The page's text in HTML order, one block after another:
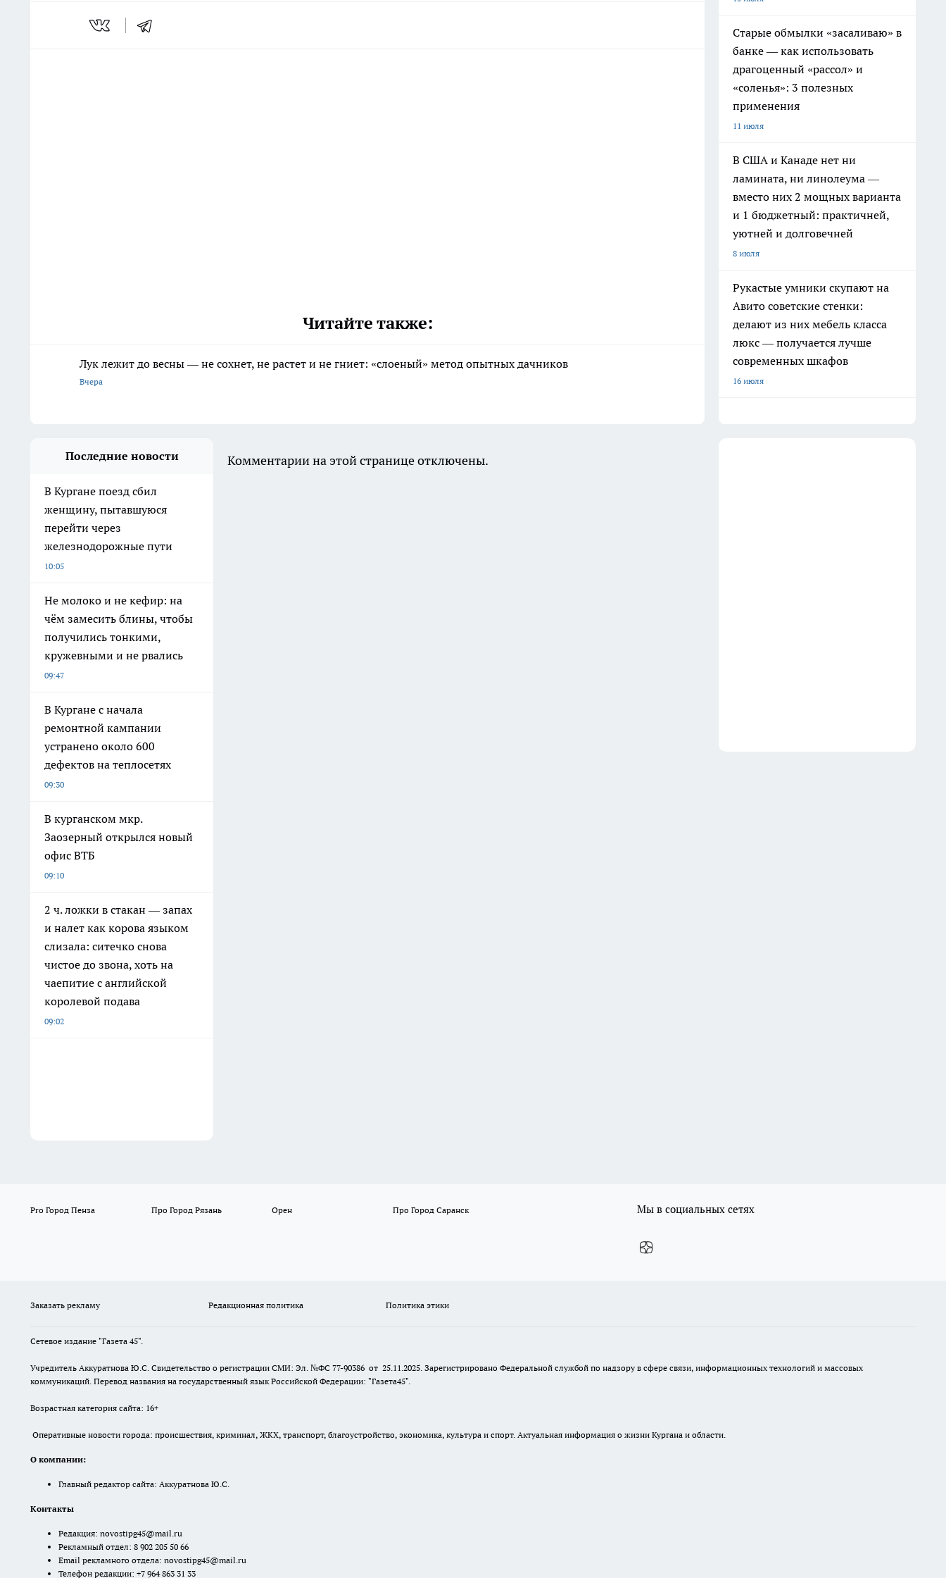
Читайте также:
Лук лежит до весны — не сохнет, не растет и не гниет: «слоеный» метод опытных дачников
Вчера
Старые обмылки «засаливаю» в
банке — как использовать
драгоценный «рассол» и
«соленья»: 3 полезных
применения
11 июля
В США и Канаде нет ни
ламината, ни линолеума —
вместо них 2 мощных варианта
и 1 бюджетный: практичней,
уютней и долговечней
8 июля
Рукастые умники скупают на
Авито советские стенки:
делают из них мебель класса
люкс — получается лучше
современных шкафов
16 июля
Последние новости
В Кургане поезд сбил
женщину, пытавшуюся
перейти через
железнодорожные пути
10:05
Не молоко и не кефир: на
чём замесить блины, чтобы
получились тонкими,
кружевными и не рвались
09:47
В Кургане с начала
ремонтной кампании
устранено около 600
дефектов на теплосетях
09:30
В курганском мкр.
Заозерный открылся новый
офис ВТБ
09:10
2 ч. ложки в стакан — запах
и налет как корова языком
слизала: ситечко снова
чистое до звона, хоть на
чаепитие с английской
королевой подава
09:02
Комментарии на этой странице отключены.
Pro Город Пенза Про Город Рязань Орен Про Город Саранск Мы в социальных сетях
Заказать рекламу Редакционная политика Политика этики
Сетевое издание "Газета 45".
Учредитель Аккуратнова Ю.С. Свидетельство о регистрации СМИ: Эл. №ФС 77-90386 от 25.11.2025. Зарегистрировано Федеральной службой по надзору в сфере связи, информационных технологий и массовых
коммуникаций. Перевод названия на государственный язык Российской Федерации: "Газета45".
Возрастная категория сайта: 16+
Оперативные новости города: происшествия, криминал, ЖКХ, транспорт, благоустройство, экономика, культура и спорт. Актуальная информация о жизни Кургана и области.
О компании:
Главный редактор сайта: Аккуратнова Ю.С.
Контакты
Редакция: novostipg45@mail.ru
Рекламный отдел: 8 902 205 50 66
Email рекламного отдела: novostipg45@mail.ru
Телефон редакции: +7 964 863 31 33